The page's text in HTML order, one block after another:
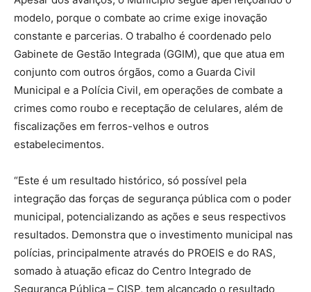
modelo, porque o combate ao crime exige inovação
constante e parcerias. O trabalho é coordenado pelo
Gabinete de Gestão Integrada (GGIM), que que atua em
conjunto com outros órgãos, como a Guarda Civil
Municipal e a Polícia Civil, em operações de combate a
crimes como roubo e receptação de celulares, além de
fiscalizações em ferros-velhos e outros
estabelecimentos.
“Este é um resultado histórico, só possível pela
integração das forças de segurança pública com o poder
municipal, potencializando as ações e seus respectivos
resultados. Demonstra que o investimento municipal nas
polícias, principalmente através do PROEIS e do RAS,
somado à atuação eficaz do Centro Integrado de
Segurança Pública – CISP, tem alcançado o resultado